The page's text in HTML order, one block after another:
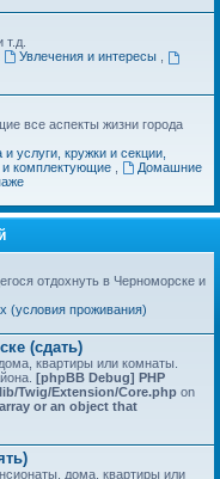
Увлечения и интересы
все аспекты жизни города
и услуги, кружки и секции,
комплектующие
Домашние
отдохнуть в Черноморске и
(условия проживания)
(сдать)
квартиры или комнаты.
[phpBB Debug] PHP
Twig/Extension/Core.php on
or an object that
дома, квартиры или